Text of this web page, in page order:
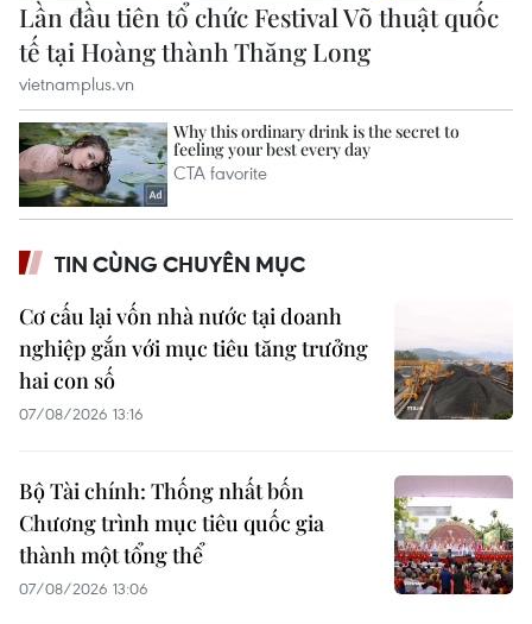
TIN CÙNG CHUYÊN MỤC
Cơ cấu lại vốn nhà nước tại doanh
nghiệp gắn với mục tiêu tăng trưởng
hai con số
07/08/2026 13:16
Bộ Tài chính: Thống nhất bốn
Chương trình mục tiêu quốc gia
thành một tổng thể
07/08/2026 13:06